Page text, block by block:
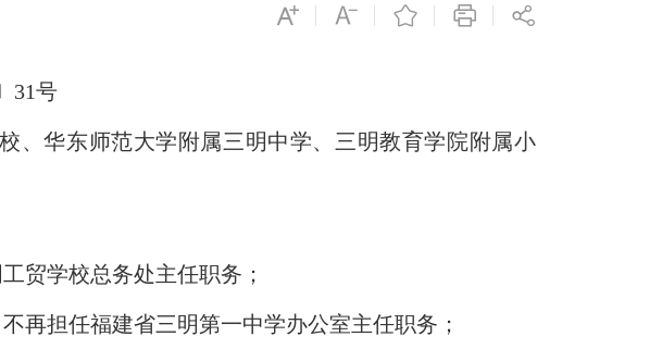
31号
、华东师范大学附属三明中学、 三明教育学院附属小
贸学校总务处主任职务；
不再担任福建省三明第一中学办公室主任职务 ；